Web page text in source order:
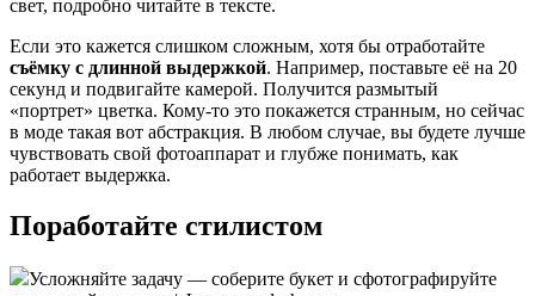
свет, подробно читайте в тексте.
Если это кажется слишком сложным, хотя бы отработайте
съёмку с длинной выдержкой. Например, поставьте её на 20
секунд и подвигайте камерой. Получится размытый
«портрет» цветка. Кому-то это покажется странным, но сейчас
в моде такая вот абстракция. В любом случае, вы будете лучше
чувствовать свой фотоаппарат и глубже понимать, как
работает выдержка.
Поработайте стилистом
Усложняйте задачу — соберите букет и сфотографируйте